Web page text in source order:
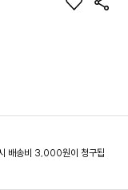
배송비 3,000원이 청구됩